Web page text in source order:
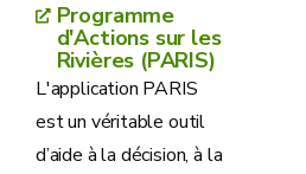
Programme
d'Actions sur les
Rivières (PARIS)
L'application PARIS
est un véritable outil
d’aide à la décision, à la